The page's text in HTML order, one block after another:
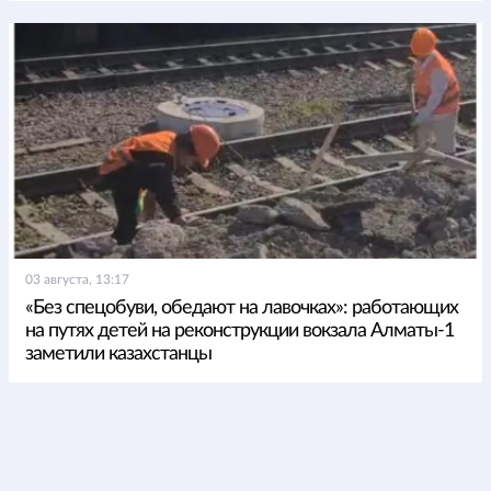
03 августа, 13:17
«Без спецобуви, обедают на лавочках»: работающих
на путях детей на реконструкции вокзала Алматы-1
заметили казахстанцы